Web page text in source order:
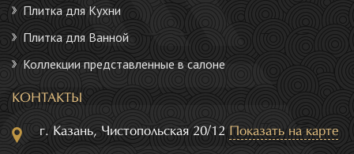
Плитка для Кухни
Плитка для Ванной
Коллекции представленные в салоне
КОНТАКТЫ
г. Казань, Чистопольская 20/12 Показать на карте